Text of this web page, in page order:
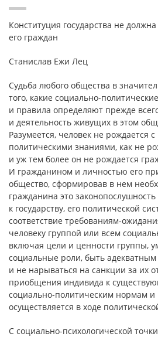
Конституция государства не
его граждан
Станислав Ежи Лец
Судьба любого общества в
того, какие социально-
и правила определяют прежде
и деятельность живущих в этом
Разумеется, человек не рождается
политическими знаниями, как не
и уж тем более он не рождается
И гражданином и личностью его
общество, сформировав в нем
гражданина это
к государству, его политической
соответствие требованиям-
человеку группой или всем
включая цели и ценности группы,
социальные роли, быть
и не нарываться на санкции за их
приобщения индивида к
социально-политическим нормам и
осуществляется в ходе
С социально-психологической